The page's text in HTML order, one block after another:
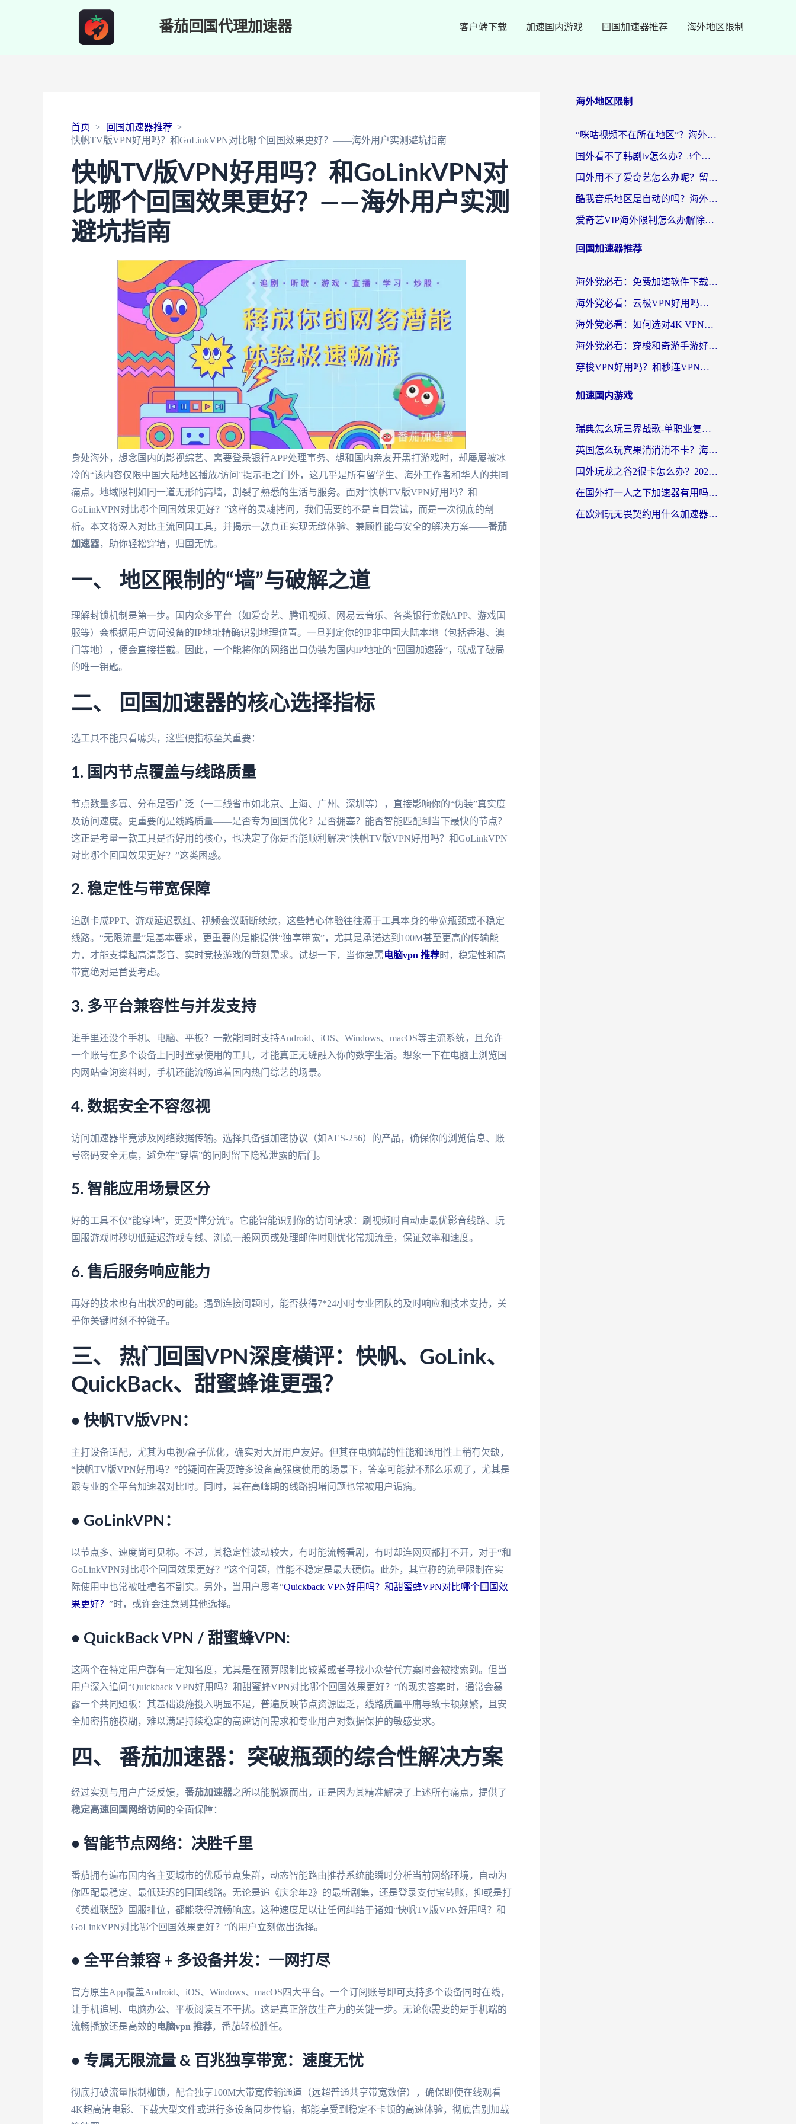
番茄回国代理加速器 客户端下载 加速国内游戏 回国加速器推荐 海外地区限制
首页
回国加速器推荐
快帆TV版VPN好用吗？和GoLinkVPN对比哪个回国效果更好？——海外用户实测避坑指南
快帆TV版VPN好用吗？和GoLinkVPN对
比哪个回国效果更好？——海外用户实测
避坑指南
身处海外，想念国内的影视综艺、需要登录银行APP处理事务、想和国内亲友开黑打游戏时，却屡屡被冰
冷的“该内容仅限中国大陆地区播放/访问”提示拒之门外，这几乎是所有留学生、海外工作者和华人的共同
痛点。地域限制如同一道无形的高墙，割裂了熟悉的生活与服务。面对“快帆TV版VPN好用吗？和
GoLinkVPN对比哪个回国效果更好？”这样的灵魂拷问，我们需要的不是盲目尝试，而是一次彻底的剖
析。本文将深入对比主流回国工具，并揭示一款真正实现无缝体验、兼顾性能与安全的解决方案——番茄
加速器，助你轻松穿墙，归国无忧。
一、 地区限制的“墙”与破解之道
理解封锁机制是第一步。国内众多平台（如爱奇艺、腾讯视频、网易云音乐、各类银行金融APP、游戏国
服等）会根据用户访问设备的IP地址精确识别地理位置。一旦判定你的IP非中国大陆本地（包括香港、澳
门等地），便会直接拦截。因此，一个能将你的网络出口伪装为国内IP地址的“回国加速器”，就成了破局
的唯一钥匙。
二、 回国加速器的核心选择指标
选工具不能只看噱头，这些硬指标至关重要：
1. 国内节点覆盖与线路质量
节点数量多寡、分布是否广泛（一二线省市如北京、上海、广州、深圳等），直接影响你的“伪装”真实度
及访问速度。更重要的是线路质量——是否专为回国优化？是否拥塞？能否智能匹配到当下最快的节点？
这正是考量一款工具是否好用的核心，也决定了你是否能顺利解决“快帆TV版VPN好用吗？和GoLinkVPN
对比哪个回国效果更好？”这类困惑。
2. 稳定性与带宽保障
追剧卡成PPT、游戏延迟飘红、视频会议断断续续，这些糟心体验往往源于工具本身的带宽瓶颈或不稳定
线路。“无限流量”是基本要求，更重要的是能提供“独享带宽”，尤其是承诺达到100M甚至更高的传输能
力，才能支撑起高清影音、实时竞技游戏的苛刻需求。试想一下，当你急需电脑vpn 推荐时，稳定性和高
带宽绝对是首要考虑。
3. 多平台兼容性与并发支持
谁手里还没个手机、电脑、平板？一款能同时支持Android、iOS、Windows、macOS等主流系统，且允许
一个账号在多个设备上同时登录使用的工具，才能真正无缝融入你的数字生活。想象一下在电脑上浏览国
内网站查询资料时，手机还能流畅追着国内热门综艺的场景。
4. 数据安全不容忽视
访问加速器毕竟涉及网络数据传输。选择具备强加密协议（如AES-256）的产品，确保你的浏览信息、账
号密码安全无虞，避免在“穿墙”的同时留下隐私泄露的后门。
5. 智能应用场景区分
好的工具不仅“能穿墙”，更要“懂分流”。它能智能识别你的访问请求：刷视频时自动走最优影音线路、玩
国服游戏时秒切低延迟游戏专线、浏览一般网页或处理邮件时则优化常规流量，保证效率和速度。
6. 售后服务响应能力
再好的技术也有出状况的可能。遇到连接问题时，能否获得7*24小时专业团队的及时响应和技术支持，关
乎你关键时刻不掉链子。
三、 热门回国VPN深度横评：快帆、GoLink、
QuickBack、甜蜜蜂谁更强？
• 快帆TV版VPN：
主打设备适配，尤其为电视/盒子优化，确实对大屏用户友好。但其在电脑端的性能和通用性上稍有欠缺，
“快帆TV版VPN好用吗？”的疑问在需要跨多设备高强度使用的场景下，答案可能就不那么乐观了，尤其是
跟专业的全平台加速器对比时。同时，其在高峰期的线路拥堵问题也常被用户诟病。
• GoLinkVPN：
以节点多、速度尚可见称。不过，其稳定性波动较大，有时能流畅看剧，有时却连网页都打不开，对于“和
GoLinkVPN对比哪个回国效果更好？”这个问题，性能不稳定是最大硬伤。此外，其宣称的流量限制在实
际使用中也常被吐槽名不副实。另外，当用户思考“Quickback VPN好用吗？和甜蜜蜂VPN对比哪个回国效
果更好？ ”时，或许会注意到其他选择。
• QuickBack VPN / 甜蜜蜂VPN:
这两个在特定用户群有一定知名度，尤其是在预算限制比较紧或者寻找小众替代方案时会被搜索到。但当
用户深入追问“Quickback VPN好用吗？和甜蜜蜂VPN对比哪个回国效果更好？”的现实答案时，通常会暴
露一个共同短板：其基础设施投入明显不足，普遍反映节点资源匮乏，线路质量平庸导致卡顿频繁，且安
全加密措施模糊，难以满足持续稳定的高速访问需求和专业用户对数据保护的敏感要求。
四、 番茄加速器：突破瓶颈的综合性解决方案
经过实测与用户广泛反馈， 番茄加速器之所以能脱颖而出，正是因为其精准解决了上述所有痛点，提供了
稳定高速回国网络访问 的全面保障：
• 智能节点网络：决胜千里
番茄拥有遍布国内各主要城市的优质节点集群，动态智能路由推荐系统能瞬时分析当前网络环境，自动为
你匹配最稳定、最低延迟的回国线路。无论是追《庆余年2》的最新剧集，还是登录支付宝转账，抑或是打
《英雄联盟》国服排位，都能获得流畅响应。这种速度足以让任何纠结于诸如“快帆TV版VPN好用吗？和
GoLinkVPN对比哪个回国效果更好？”的用户立刻做出选择。
• 全平台兼容 + 多设备并发：一网打尽
官方原生App覆盖Android、iOS、Windows、macOS四大平台。一个订阅账号即可支持多个设备同时在线，
让手机追剧、电脑办公、平板阅读互不干扰。这是真正解放生产力的关键一步。无论你需要的是手机端的
流畅播放还是高效的电脑vpn 推荐，番茄轻松胜任。
• 专属无限流量 & 百兆独享带宽：速度无忧
彻底打破流量限制枷锁，配合独享100M大带宽传输通道（远超普通共享带宽数倍），确保即使在线观看
4K超高清电影、下载大型文件或进行多设备同步传输，都能享受到稳定不卡顿的高速体验，彻底告别加载
海外地区限制
“咪咕视频不在所在地区”？海外党追剧看片、炒股的救星来了！
国外看不了韩剧tv怎么办？3个实用技巧解决海外追剧难题（附书旗小说&社保查询攻略）
国外用不了爱奇艺怎么办呢？留学生亲测有效的回国加速方案
酷我音乐地区是自动的吗？海外党听国内音乐看视频的真实解决方案
爱奇艺VIP海外限制怎么办解除？海外党追剧看片的终极解决方案
回国加速器推荐
海外党必看：免费加速软件下载指南——无缝访问国内资源的正确打开方式
海外党必看：云极VPN好用吗？和旋风VPN对比哪个回国效果更好？附真实体验+选择攻略
海外党必看：如何选对4K VPN，无缝刷国内剧听网易云？
海外党必看：穿梭和奇游手游好用吗？3步选对回国加速器，流畅看CCTV5海外直播
穿梭VPN好用吗？和秒连VPN对比哪个回国效果更好？海外党亲测实用指南
加速国内游戏
瑞典怎么玩三界战歌-单职业复古传奇手游？海外党国服游戏加速终极指南
英国怎么玩宾果消消消不卡？海外党国服游戏加速终极攻略（附守望第九大陆解决办法）
国外玩龙之谷2很卡怎么办？2026海外党必看的国服游戏加速全攻略
在国外打一人之下加速器有用吗？海外党国服游戏畅玩全攻略
在欧洲玩无畏契约用什么加速器好？2026海外党亲测有效指南